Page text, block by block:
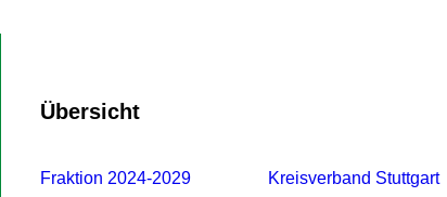
Übersicht
Fraktion 2024-2029
Kreisverband Stuttgart